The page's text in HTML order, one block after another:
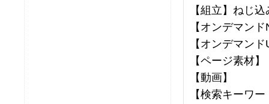
【組立】ねじ
【オンデマン
【オンデマン
【ページ素材】
【動画】
【検索キーワ